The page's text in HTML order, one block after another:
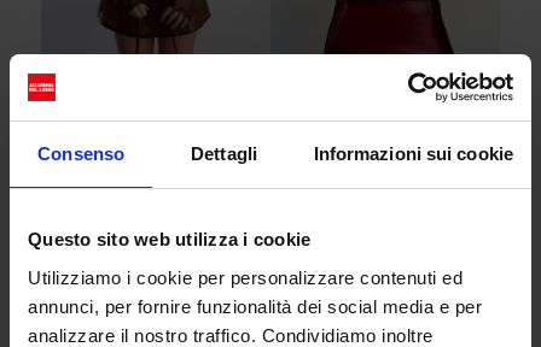
Consenso Dettagli Informazioni sui cookie
Questo sito web utilizza i cookie
Utilizziamo i cookie per personalizzare contenuti ed
annunci, per fornire funzionalità dei social media e per
analizzare il nostro traffico. Condividiamo inoltre
L’obiettivo di Romane è realizzare prodotti di moda
e design in maniera responsabile, facendo uso di
supermercati gettano via a causa della rigidità
degli standard qualitativi imposti dalla grande
distribuzione. Alimenti perfettamente commestibili
che per il loro colore, la loro dimensione o la loro